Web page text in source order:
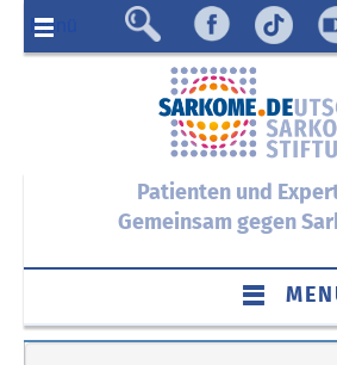
Menü
Patienten und
Gemeinsam gegen